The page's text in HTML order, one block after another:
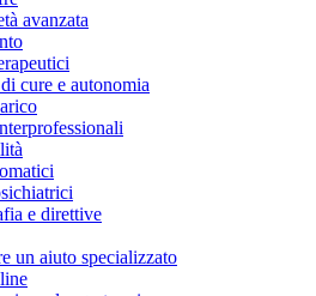
avanzata
cure e autonomia
e direttive
un aiuto specializzato